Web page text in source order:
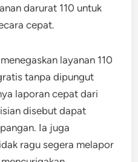
darurat 110 untuk
cepat.
layanan 110
tanpa dipungut
laporan cepat dari
disebut dapat
Ia juga
ragu segera melapor